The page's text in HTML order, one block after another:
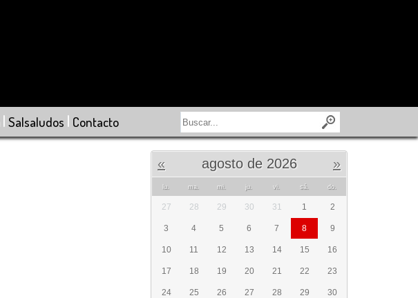
| Salsaludos | Contacto
« agosto de 2026 »
lu. ma. mi. ju. vi. sá. do.
27 28 29 30 31 1 2
3 4 5 6 7 8 9
10 11 12 13 14 15 16
17 18 19 20 21 22 23
24 25 26 27 28 29 30